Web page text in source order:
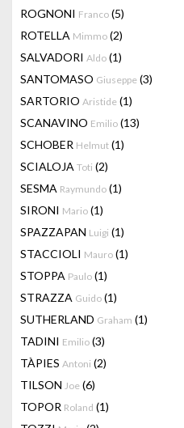
ROGNONI Franco (5)
ROTELLA Mimmo (2)
SALVADORI Aldo (1)
SANTOMASO Giuseppe (3)
SARTORIO Aristide (1)
SCANAVINO Emilio (13)
SCHOBER Helmut (1)
SCIALOJA Toti (2)
SESMA Raymundo (1)
SIRONI Mario (1)
SPAZZAPAN Luigi (1)
STACCIOLI Mauro (1)
STOPPA Paulo (1)
STRAZZA Guido (1)
SUTHERLAND Graham (1)
TADINI Emilio (3)
TÀPIES Antoni (2)
TILSON Joe (6)
TOPOR Roland (1)